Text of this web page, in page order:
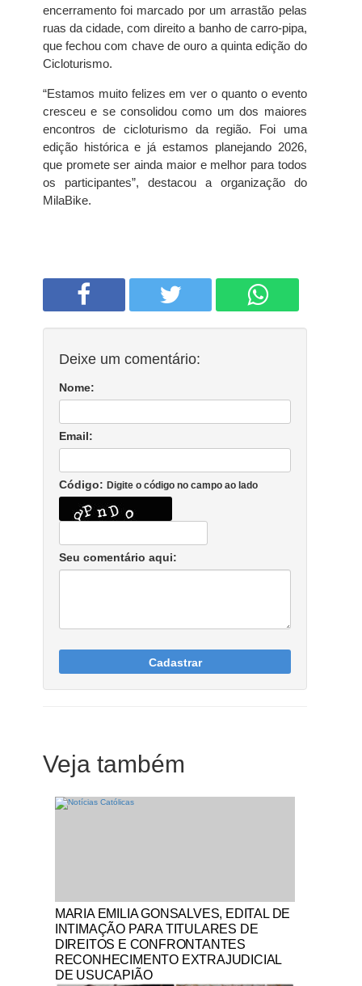
encerramento foi marcado por um arrastão pelas
ruas da cidade, com direito a banho de carro-pipa,
que fechou com chave de ouro a quinta edição do
Cicloturismo.
“Estamos muito felizes em ver o quanto o evento
cresceu e se consolidou como um dos maiores
encontros de cicloturismo da região. Foi uma
edição histórica e já estamos planejando 2026,
que promete ser ainda maior e melhor para todos
os participantes”, destacou a organização do
MilaBike.
Deixe um comentário:
Nome:
Email:
Código: Digite o código no campo ao lado
Seu comentário aqui:
Cadastrar
Veja também
Notícias Católicas
MARIA EMILIA GONSALVES, EDITAL DE
INTIMAÇÃO PARA TITULARES DE
DIREITOS E CONFRONTANTES
RECONHECIMENTO EXTRAJUDICIAL
DE USUCAPIÃO